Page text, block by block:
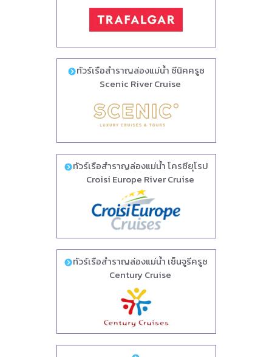
ทัวร์เรือสำราญล่องแม่น้ำ ซีนิคครูซ
Scenic River Cruise
ทัวร์เรือสำราญล่องแม่น้ำ โครซียุโรป
Croisi Europe River Cruise
ทัวร์เรือสำราญล่องแม่น้ำ เซ็นจูรีครูซ
Century Cruise